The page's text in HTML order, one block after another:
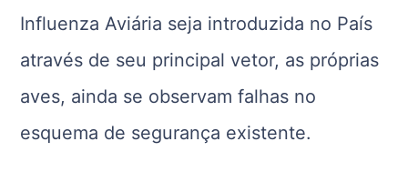
Influenza Aviária seja introduzida no País
através de seu principal vetor, as próprias
aves, ainda se observam falhas no
esquema de segurança existente.